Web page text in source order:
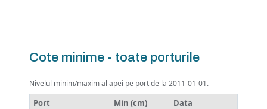
Cote minime - toate porturile
Nivelul minim/maxim al apei pe port de la 2011-01-01.
Port Min (cm)
Data